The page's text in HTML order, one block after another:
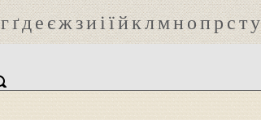
гґдеєжзиіїйклмнопрсту